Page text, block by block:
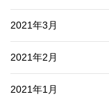
2021年3月
2021年2月
2021年1月